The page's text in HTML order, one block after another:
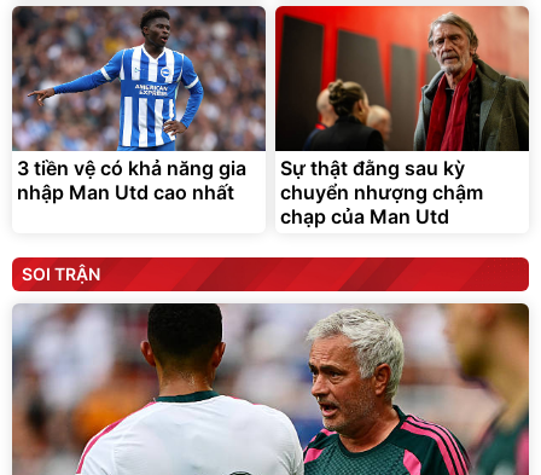
3 tiền vệ có khả năng gia
nhập Man Utd cao nhất
Sự thật đằng sau kỳ
chuyển nhượng chậm
chạp của Man Utd
SOI TRẬN